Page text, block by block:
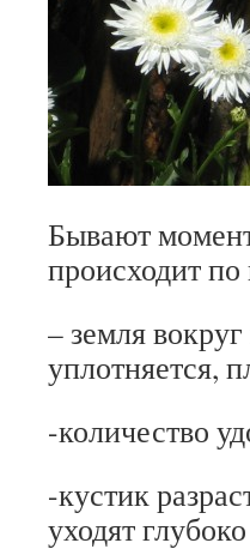
Бывают
происходит
– земля
уплотняется,
-количество
-кустик
уходят